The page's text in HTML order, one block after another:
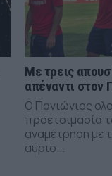
Με τρεις
απέναντι στον
Ο Πανιώνιος
προετοιμασία
αναμέτρηση με
αύριο...